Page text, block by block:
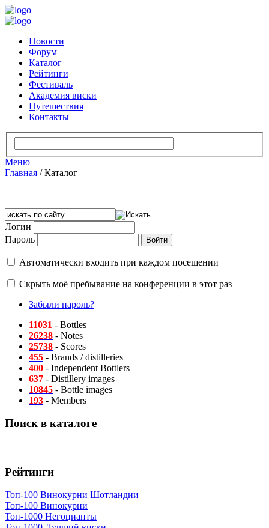
Новости
Форум
Каталог
Рейтинги
Фестиваль
Академия виски
Путешествия
Контакты
Меню
Главная /Каталог
Логин
Пароль
Автоматически входить при каждом посещении
Скрыть моё пребывание на конференции в этот раз
Забыли пароль?
11031 - Bottles
26238 - Notes
25738 - Scores
455 - Brands / distilleries
400 - Independent Bottlers
637 - Distillery images
10845 - Bottle images
193 - Members
Поиск в каталоге
Рейтинги
Топ-100 Винокурни Шотландии
Топ-100 Винокурни
Топ-1000 Негоцианты